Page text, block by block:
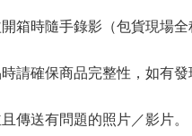
箱時隨手錄影（包貨現場全
請確保商品完整性，如有
傳送有問題的照片／影片。